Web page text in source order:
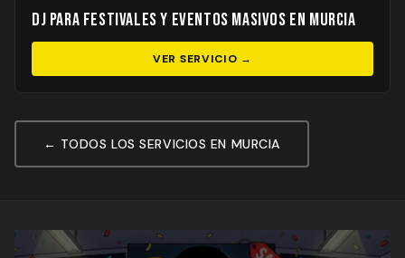
DJ para Festivales y Eventos Masivos en Murcia
VER SERVICIO →
← TODOS LOS SERVICIOS EN MURCIA